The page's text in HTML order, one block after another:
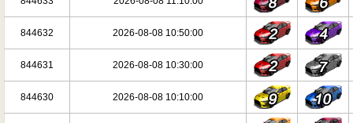
844632 2026-08-08 10:50:00
844631 2026-08-08 10:30:00
844630 2026-08-08 10:10:00